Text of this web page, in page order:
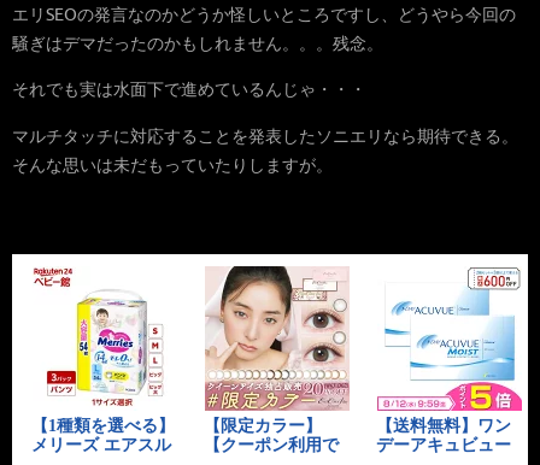
エリSEOの発言なのかどうか怪しいところですし、どうやら今回の
騒ぎはデマだったのかもしれません。。。残念。
それでも実は水面下で進めているんじゃ・・・
マルチタッチに対応することを発表したソニエリなら期待できる。
そんな思いは未だもっていたりしますが。